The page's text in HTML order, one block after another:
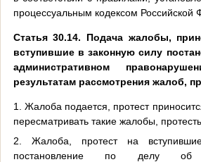
процессуальным кодексом Российской
Статья 30.14. Подача жалобы,
вступившие в законную силу
административном
результатам рассмотрения жалоб,
1. Жалоба подается, протест
пересматривать такие жалобы,
2. Жалоба, протест на
постановление по делу об